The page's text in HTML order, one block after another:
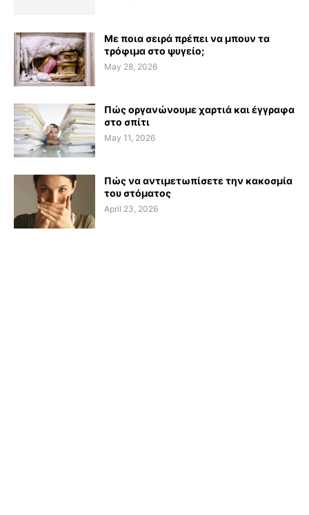
Με ποια σειρά πρέπει να μπουν τα
τρόφιμα στο ψυγείο;
May 28, 2026
Πώς οργανώνουμε χαρτιά και έγγραφα
στο σπίτι
May 11, 2026
Πώς να αντιμετωπίσετε την κακοσμία
του στόματος
April 23, 2026